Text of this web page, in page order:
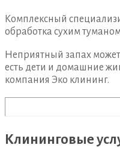
Комплексный
обработка сухим
Неприятный запах
есть дети и домашние
компания Эко клининг.
Клининговые